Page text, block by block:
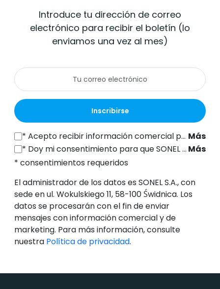
Introduce tu dirección de correo
electrónico para recibir el boletín (lo
enviamos una vez al mes)
Inscribirse
*Acepto recibir información comercial por vía electrónica (a la dirección de correo electrónico indicada) de SONEL S.A., con sede en ul. Wokulskiego 11, 58-100 Świdnica, con fines de marketing, de conformidad con el artículo 398 de la Ley de 12 de julio de 2024 sobre el Derecho de las Comunicaciones Electrónicas.
Más
* Doy mi consentimiento para que SONEL S.A., con sede en ul. Wokulskiego 11, 58-100 Świdnica, procese mis datos personales (dirección de correo electrónico) con el fin de enviarme un boletín informativo con información comercial y de marketing, de conformidad con el artículo 6, apartado 1, letra a), del Reglamento General de Protección de Datos (RGPD). Más
* consentimientos requeridos
El administrador de los datos es SONEL S.A., con
sede en ul. Wokulskiego 11, 58-100 Świdnica. Los
datos se procesarán con el fin de enviar
mensajes con información comercial y de
marketing. Para más información, consulte
nuestra Política de privacidad.